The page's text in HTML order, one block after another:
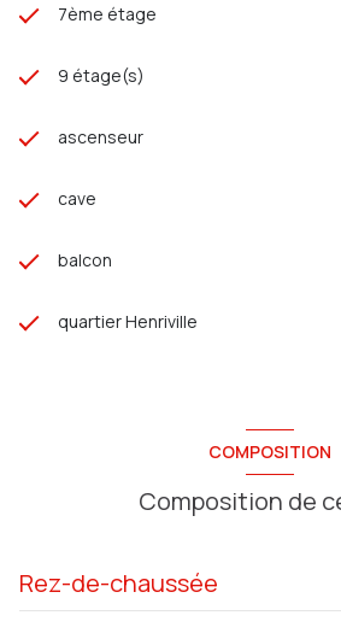
7ème étage
9 étage(s)
ascenseur
cave
balcon
quartier Henriville
COMPOSITION
Composition de
Rez-de-chaussée